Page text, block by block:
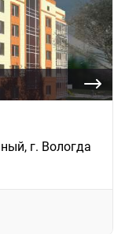
г. Вологда